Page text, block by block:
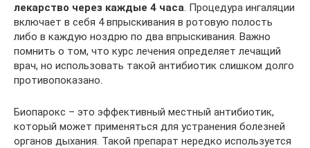
лекарство через каждые 4 часа . Процедура ингаляции
включает в себя 4 впрыскивания в ротовую полость
либо в каждую ноздрю по два впрыскивания. Важно
помнить о том, что курс лечения определяет лечащий
врач, но использовать такой антибиотик слишком долго
противопоказано.
Биопарокс – это эффективный местный антибиотик,
который может применяться для устранения болезней
органов дыхания. Такой препарат нередко используется